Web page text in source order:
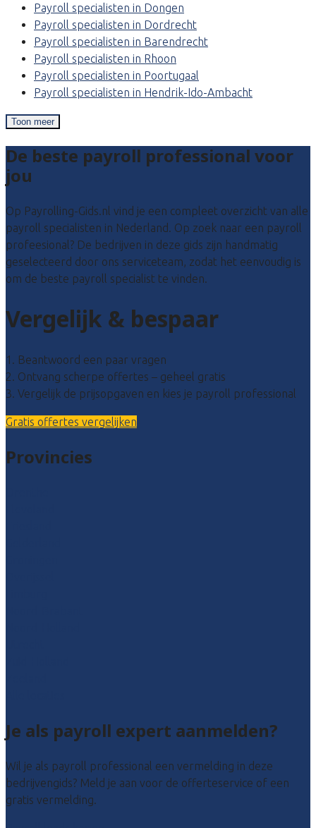
Payroll specialisten in Dongen
Payroll specialisten in Dordrecht
Payroll specialisten in Barendrecht
Payroll specialisten in Rhoon
Payroll specialisten in Poortugaal
Payroll specialisten in Hendrik-Ido-Ambacht
Toon meer
De beste payroll professional voor
jou
Op Payrolling-Gids.nl vind je een compleet overzicht van alle
payroll specialisten in Nederland. Op zoek naar een payroll
profeesional? De bedrijven in deze gids zijn handmatig
geselecteerd door ons serviceteam, zodat het eenvoudig is
om de beste payroll specialist te vinden.
Vergelijk & bespaar
1. Beantwoord een paar vragen
2. Ontvang scherpe offertes – geheel gratis
3. Vergelijk de prijsopgaven en kies je payroll professional
Gratis offertes vergelijken
Provincies
Je als payroll expert aanmelden?
Wil je als payroll professional een vermelding in deze
bedrijvengids? Meld je aan voor de offerteservice of een
gratis vermelding.